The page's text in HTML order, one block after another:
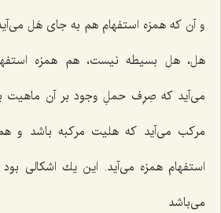
و آن كه همزه استفهام هم به جاى هَل
هل، هل بسیطه نیست، هم همزه
مى‌آید كه صِرِف حملِ وجود بر آن ماهیت
مركب مى‌آید كه هلیت مركبه باشد و هم
استفهام همزه مى‌آید. این یك اشكالى
مى‌باشد